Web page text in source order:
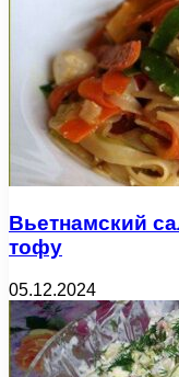
Вьетнамский
тофу
05.12.2024